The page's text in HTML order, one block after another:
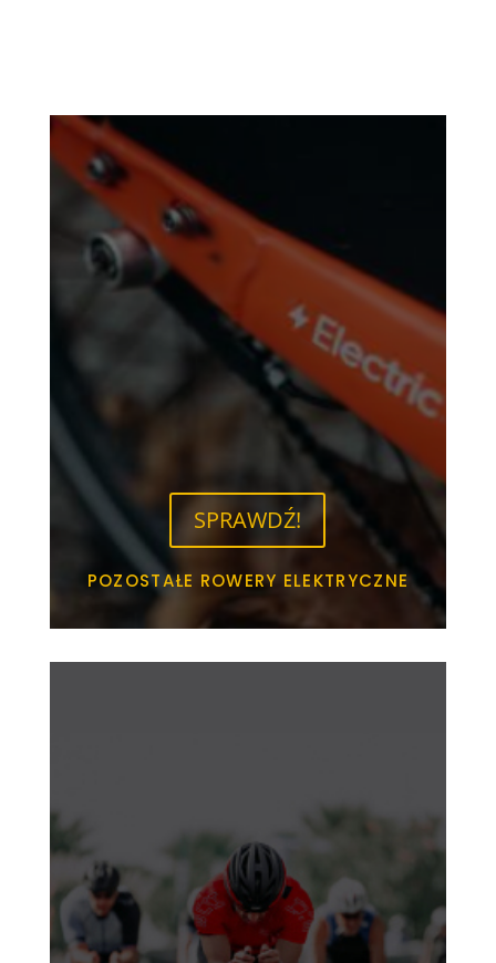
SPRAWDŹ!
POZOSTAŁE ROWERY ELEKTRYCZNE